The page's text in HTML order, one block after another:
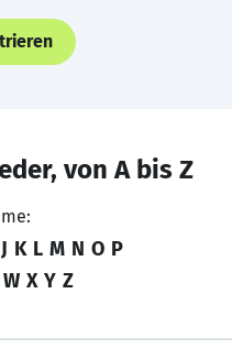
von A bis Z
J K L M N O P
W X Y Z